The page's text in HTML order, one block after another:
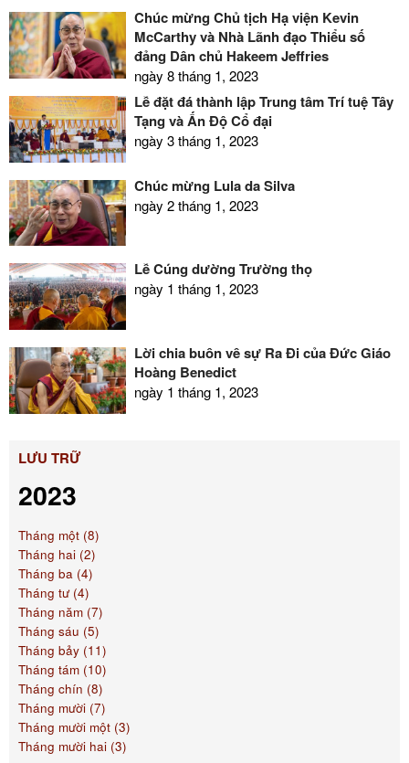
Chúc mừng Chủ tịch Hạ viện Kevin
McCarthy và Nhà Lãnh đạo Thiểu số
đảng Dân chủ Hakeem Jeffries
ngày 8 tháng 1, 2023
Lễ đặt đá thành lập Trung tâm Trí tuệ Tây
Tạng và Ấn Độ Cổ đại
ngày 3 tháng 1, 2023
Chúc mừng Lula da Silva
ngày 2 tháng 1, 2023
Lễ Cúng dường Trường thọ
ngày 1 tháng 1, 2023
Lời chia buồn về sự Ra Đi của Đức Giáo
Hoàng Benedict
ngày 1 tháng 1, 2023
LƯU TRỮ
2023
Tháng một (8)
Tháng hai (2)
Tháng ba (4)
Tháng tư (4)
Tháng năm (7)
Tháng sáu (5)
Tháng bảy (11)
Tháng tám (10)
Tháng chín (8)
Tháng mười (7)
Tháng mười một (3)
Tháng mười hai (3)